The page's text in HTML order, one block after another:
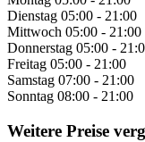
Dienstag 05:00 - 21:00
Mittwoch 05:00 - 21:00
Donnerstag 05:00 -
Freitag 05:00 - 21:00
Samstag 07:00 - 21:00
Sonntag 08:00 - 21:00
Weitere Preise